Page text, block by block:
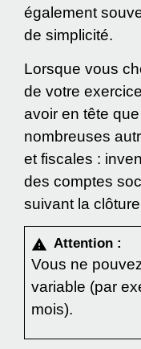
également
de simplicité.
Lorsque vous
de votre
avoir en tête
nombreuses
et fiscales :
des comptes
suivant la
warning Attention :
Vous ne
variable (par
mois).